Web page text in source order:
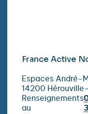
France Active
Espaces André-
14200
Renseignements
au